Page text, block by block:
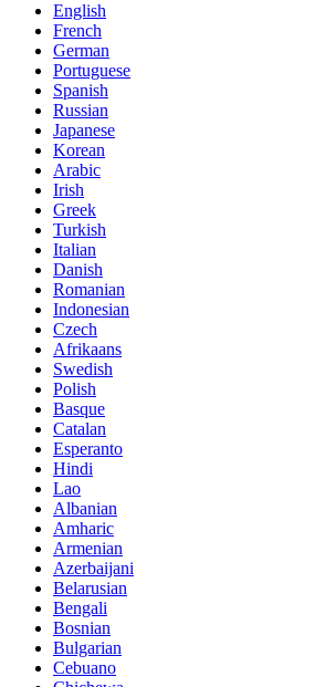
English
French
German
Portuguese
Spanish
Russian
Japanese
Korean
Arabic
Irish
Greek
Turkish
Italian
Danish
Romanian
Indonesian
Czech
Afrikaans
Swedish
Polish
Basque
Catalan
Esperanto
Hindi
Lao
Albanian
Amharic
Armenian
Azerbaijani
Belarusian
Bengali
Bosnian
Bulgarian
Cebuano